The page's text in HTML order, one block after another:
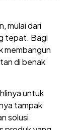
mulai dari
tepat. Bagi
membangun
di benak
untuk
tampak
solusi